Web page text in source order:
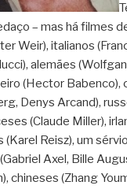
– mas há filmes
Weir), italianos
alemães
(Hector Babenco),
Denys Arcand),
(Claude Miller),
(Karel Reisz), um
Axel, Bille
chineses (Zhang